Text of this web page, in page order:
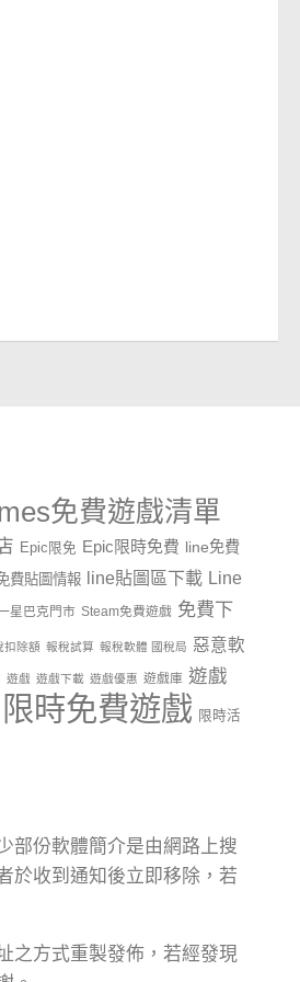
免費遊戲清單
Epic限免 Epic限時免費 line免費
費貼圖情報 line貼圖區下載 Line
星巴克門市 Steam免費遊戲 免費下
扣除額 報稅試算 報稅軟體 國稅局 惡意軟
遊戲 遊戲下載 遊戲優惠 遊戲庫 遊戲
限時免費遊戲 限時活
部份軟體簡介是由網路上搜
於收到通知後立即移除，若
之方式重製發佈，若經發現